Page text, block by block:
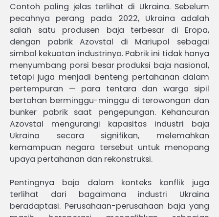
Contoh paling jelas terlihat di Ukraina. Sebelum
pecahnya perang pada 2022, Ukraina adalah
salah satu produsen baja terbesar di Eropa,
dengan pabrik Azovstal di Mariupol sebagai
simbol kekuatan industrinya. Pabrik ini tidak hanya
menyumbang porsi besar produksi baja nasional,
tetapi juga menjadi benteng pertahanan dalam
pertempuran — para tentara dan warga sipil
bertahan berminggu-minggu di terowongan dan
bunker pabrik saat pengepungan. Kehancuran
Azovstal mengurangi kapasitas industri baja
Ukraina secara signifikan, melemahkan
kemampuan negara tersebut untuk menopang
upaya pertahanan dan rekonstruksi.
Pentingnya baja dalam konteks konflik juga
terlihat dari bagaimana industri Ukraina
beradaptasi. Perusahaan-perusahaan baja yang